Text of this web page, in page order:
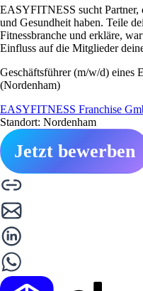
EASYFITNESS sucht Partner,
und Gesundheit haben. Teile
Fitnessbranche und erkläre,
Einfluss auf die Mitglieder
Geschäftsführer (m/w/d) eines
(Nordenham)
EASYFITNESS Franchise
Standort: Nordenham
Jetzt bewerben